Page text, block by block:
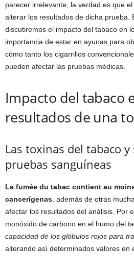
parecer irrelevante, la verdad es que
alterar los resultados de dicha prueba.
discutiremos el impacto del tabaco en
importancia de estar en ayunas para
cómo tanto los cigarrillos
pueden afectar las pruebas médicas.
Impacto del tabaco
resultados de una
Las toxinas del tabaco
pruebas sanguíneas
La fumée du tabac contient au
cancerígenas , además de otras
afectar los resultados del análisis. Por
monóxido de carbono en el humo del
capacidad de los glóbulos rojos para
alterando así determinados valores en